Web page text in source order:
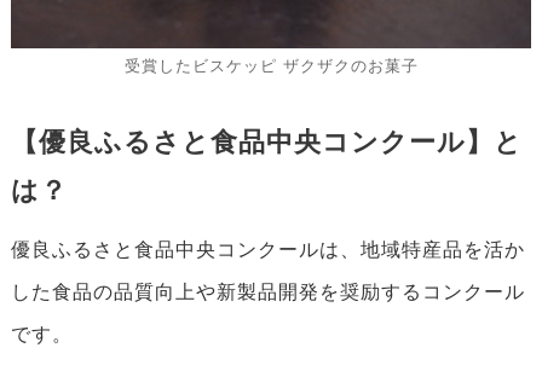
受賞したビスケッピ ザクザクのお菓子
【優良ふるさと食品中央コンクール】と
は？
優良ふるさと食品中央コンクールは、地域特産品を活か
した食品の品質向上や新製品開発を奨励するコンクール
です。